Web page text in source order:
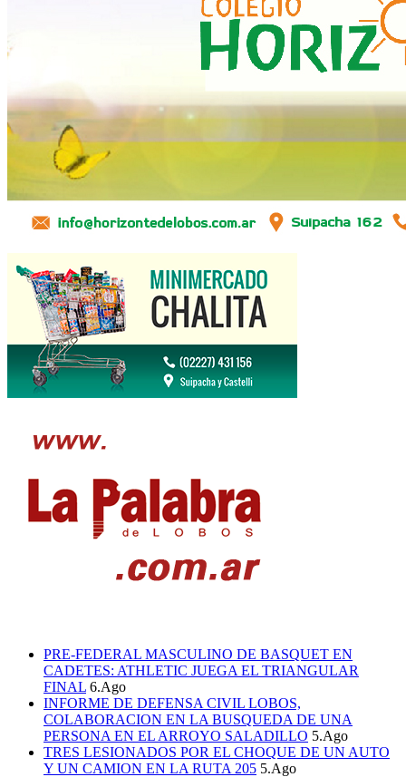
PRE-FEDERAL MASCULINO DE BASQUET EN
CADETES: ATHLETIC JUEGA EL TRIANGULAR
FINAL 6.Ago
INFORME DE DEFENSA CIVIL LOBOS,
COLABORACION EN LA BUSQUEDA DE UNA
PERSONA EN EL ARROYO SALADILLO 5.Ago
TRES LESIONADOS POR EL CHOQUE DE UN AUTO
Y UN CAMION EN LA RUTA 205 5.Ago